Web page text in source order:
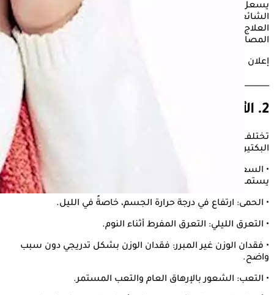
يسعل أو يعطس شخص مصاب بالمرض. يُعدالدرن
من الأمراض
الشائعة في البلدان النامية، ولكنه قد يظهر في جميع أنحاء العالم.
العلاج المبكر والمنتظم ضروري للحد من انتقال المرض ولعلاج
المصابين بشكل فعال.
إعلان
________________________________________
2. الأعراض
تختلف أعراض الدرن وفقًا لمرحلة المرض والمكان الذي تؤثر فيه
البكتيريا، لكن الأعراض الشائعة تشمل:
• السعال: قد يكون السعال جافًا أو مصحوبًا ببلغم، ويمكن أن
يستمر لأسابيع أو حتى أشهر.
• الحمى: ارتفاع في درجة حرارة الجسم، خاصةً في الليل.
• التعرق الليلي: التعرق المفرط أثناء النوم.
• فقدان الوزن غير المبرر: فقدان الوزن بشكل تدريجي دون سبب
واضح.
• التعب: الشعور بالإرهاق العام والتعب المستمر.